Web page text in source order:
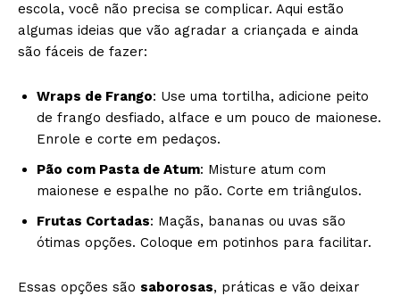
escola, você não precisa se complicar. Aqui estão
algumas ideias que vão agradar a criançada e ainda
são fáceis de fazer:
Wraps de Frango: Use uma tortilha, adicione peito
de frango desfiado, alface e um pouco de maionese.
Enrole e corte em pedaços.
Pão com Pasta de Atum: Misture atum com
maionese e espalhe no pão. Corte em triângulos.
Frutas Cortadas: Maçãs, bananas ou uvas são
ótimas opções. Coloque em potinhos para facilitar.
Essas opções são saborosas, práticas e vão deixar